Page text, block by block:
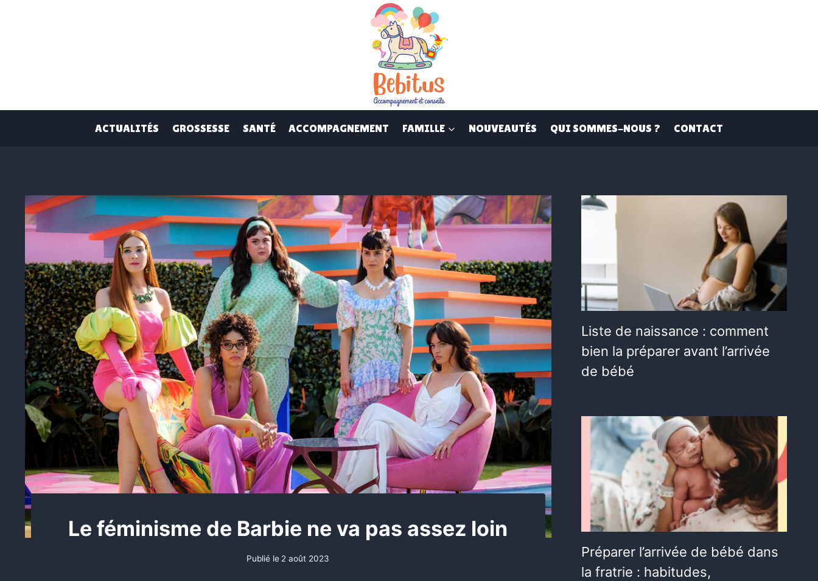
ACTUALITÉS GROSSESSE SANTÉ ACCOMPAGNEMENT FAMILLE NOUVEAUTÉS QUI SOMMES-NOUS ? CONTACT
Le féminisme de Barbie ne va pas assez loin
Publié le 2 août 2023
Liste de naissance : comment
bien la préparer avant l’arrivée
de bébé
Préparer l’arrivée de bébé dans
la fratrie : habitudes,